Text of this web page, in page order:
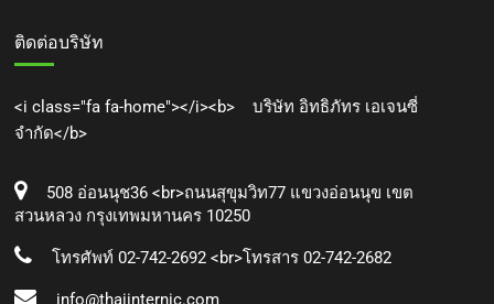
ติดต่อบริษัท
<i class="fa fa-home"></i><b> บริษัท อิทธิภัทร เอเจนซี่
จำกัด</b>
508 อ่อนนุช36 <br>ถนนสุขุมวิท77 แขวงอ่อนนุข เขต
สวนหลวง กรุงเทพมหานคร 10250
โทรศัพท์ 02-742-2692 <br>โทรสาร 02-742-2682
info@thaiinternic.com